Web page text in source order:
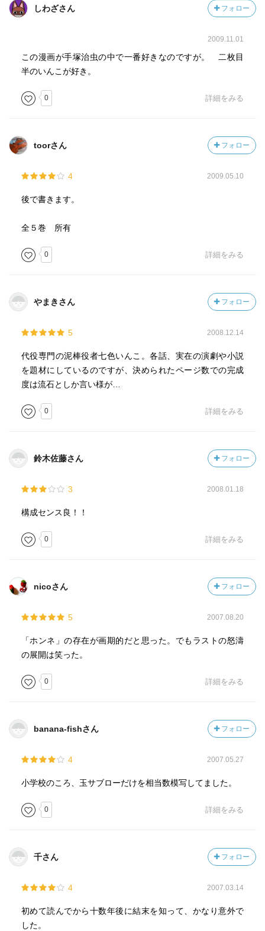
しわざさん フォロー
2009.11.01
この漫画が手塚治虫の中で一番好きなのですが。 二枚目
半のいんこが好き。
0 詳細をみる
toorさん フォロー
4 2009.05.10
後で書きます。
全５巻 所有
0 詳細をみる
やまきさん フォロー
5 2008.12.14
代役専門の泥棒役者七色いんこ。各話、実在の演劇や小説
を題材にしているのですが、決められたページ数での完成
度は流石としか言い様が…
0 詳細をみる
鈴木佐藤さん フォロー
3 2008.01.18
構成センス良！！
0 詳細をみる
nicoさん フォロー
5 2007.08.20
「ホンネ」の存在が画期的だと思った。でもラストの怒濤
の展開は笑った。
0 詳細をみる
banana-fishさん フォロー
4 2007.05.27
小学校のころ、玉サブローだけを相当数模写してました。
0 詳細をみる
千さん フォロー
4 2007.03.14
初めて読んでから十数年後に結末を知って、かなり意外で
した。